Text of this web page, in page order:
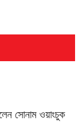
সোনাম ওয়াংচুক